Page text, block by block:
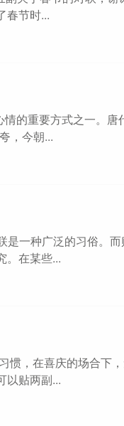
春节时...
的重要方式之一。唐
，今朝...
一种广泛的习俗。
。在某些...
惯，在喜庆的场合下
以贴两副...